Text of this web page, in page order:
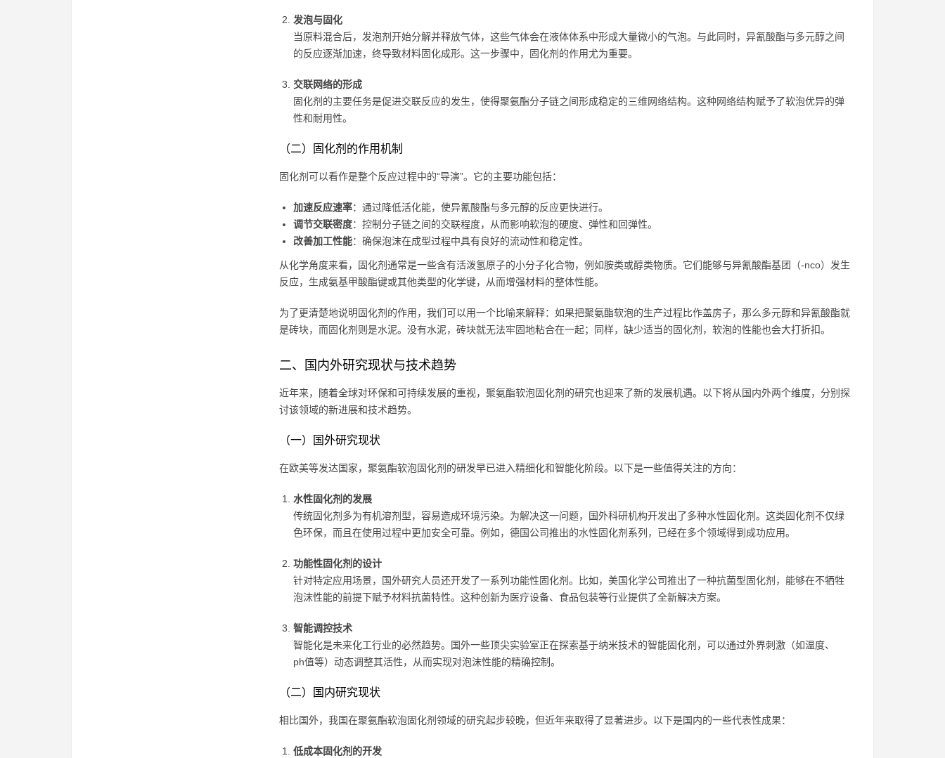
发泡与固化
当原料混合后，发泡剂开始分解并释放气体，这些气体会在液体体系中形成大量微小的气泡。与此同时，异氰酸酯与多元醇之间
的反应逐渐加速，终导致材料固化成形。这一步骤中，固化剂的作用尤为重要。
交联网络的形成
固化剂的主要任务是促进交联反应的发生，使得聚氨酯分子链之间形成稳定的三维网络结构。这种网络结构赋予了软泡优异的弹
性和耐用性。
（二）固化剂的作用机制
固化剂可以看作是整个反应过程中的“导演”。它的主要功能包括：
加速反应速率：通过降低活化能，使异氰酸酯与多元醇的反应更快进行。
调节交联密度：控制分子链之间的交联程度，从而影响软泡的硬度、弹性和回弹性。
改善加工性能：确保泡沫在成型过程中具有良好的流动性和稳定性。
从化学角度来看，固化剂通常是一些含有活泼氢原子的小分子化合物，例如胺类或醇类物质。它们能够与异氰酸酯基团（-nco）发生
反应，生成氨基甲酸酯键或其他类型的化学键，从而增强材料的整体性能。
为了更清楚地说明固化剂的作用，我们可以用一个比喻来解释：如果把聚氨酯软泡的生产过程比作盖房子，那么多元醇和异氰酸酯就
是砖块，而固化剂则是水泥。没有水泥，砖块就无法牢固地粘合在一起；同样，缺少适当的固化剂，软泡的性能也会大打折扣。
二、国内外研究现状与技术趋势
近年来，随着全球对环保和可持续发展的重视，聚氨酯软泡固化剂的研究也迎来了新的发展机遇。以下将从国内外两个维度，分别探
讨该领域的新进展和技术趋势。
（一）国外研究现状
在欧美等发达国家，聚氨酯软泡固化剂的研发早已进入精细化和智能化阶段。以下是一些值得关注的方向：
水性固化剂的发展
传统固化剂多为有机溶剂型，容易造成环境污染。为解决这一问题，国外科研机构开发出了多种水性固化剂。这类固化剂不仅绿
色环保，而且在使用过程中更加安全可靠。例如，德国公司推出的水性固化剂系列，已经在多个领域得到成功应用。
功能性固化剂的设计
针对特定应用场景，国外研究人员还开发了一系列功能性固化剂。比如，美国化学公司推出了一种抗菌型固化剂，能够在不牺牲
泡沫性能的前提下赋予材料抗菌特性。这种创新为医疗设备、食品包装等行业提供了全新解决方案。
智能调控技术
智能化是未来化工行业的必然趋势。国外一些顶尖实验室正在探索基于纳米技术的智能固化剂，可以通过外界刺激（如温度、
ph值等）动态调整其活性，从而实现对泡沫性能的精确控制。
（二）国内研究现状
相比国外，我国在聚氨酯软泡固化剂领域的研究起步较晚，但近年来取得了显著进步。以下是国内的一些代表性成果：
低成本固化剂的开发